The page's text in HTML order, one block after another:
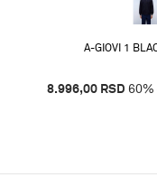
A-GIOVI 1
8.996,00 RSD 60%